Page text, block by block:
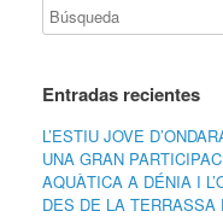
Entradas recientes
L’ESTIU JOVE
UNA GRAN
AQUÀTICA A DÉNIA I
DES DE LA TERRASSA